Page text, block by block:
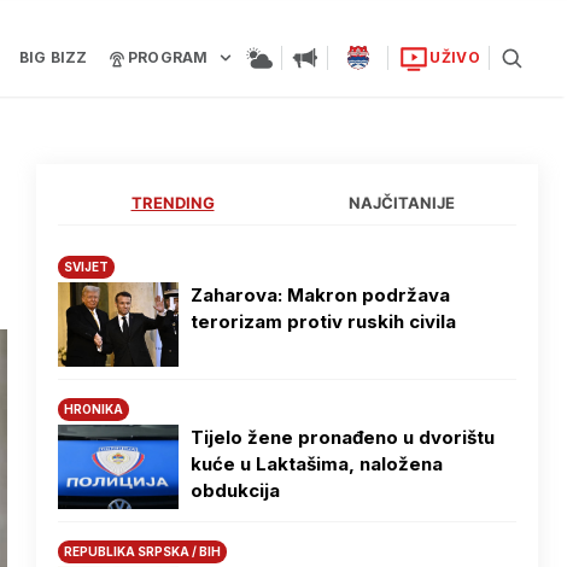
BIG BIZZ PROGRAM UŽIVO
TRENDING NAJČITANIJE
SVIJET
Zaharova: Makron podržava
terorizam protiv ruskih civila
HRONIKA
Tijelo žene pronađeno u dvorištu
kuće u Laktašima, naložena
obdukcija
REPUBLIKA SRPSKA / BIH